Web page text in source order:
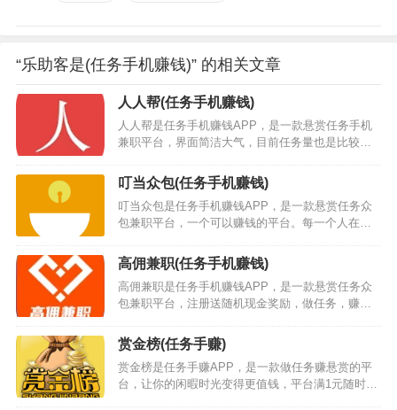
“乐助客是(任务手机赚钱)” 的相关文章
人人帮(任务手机赚钱)
人人帮是任务手机赚钱APP，是一款悬赏任务手机
兼职平台，界面简洁大气，目前任务量也是比较多
自己轻松的赚取更多的收益，每天都能赚个零花
钱。人人帮app下载安装后，平台大厅内任务多多，
包括不限于注册、下载、发帖、电商、砍价、助
力、试玩等等，同时也可以根据价格、人气、易
做、快审等方式来筛选适合自己的任务，每天利用
碎片时间就能为自己带来不错的收入，你还在等什
叮当众包(任务手机赚钱)
叮当众包是任务手机赚钱APP，是一款悬赏任务众
包兼职平台，一个可以赚钱的平台。每一个人在叮
平台发的任务，叮当快递就能轻松的获得现金奖
励…
高佣兼职(任务手机赚钱)
高佣兼职是任务手机赚钱APP，是一款悬赏任务众
包兼职平台，注册送随机现金奖励，做任务，赚赏
到手软。…
赏金榜(任务手赚)
赏金榜是任务手赚APP，是一款做任务赚悬赏的平
台，让你的闲暇时光变得更值钱，平台满1元随时可